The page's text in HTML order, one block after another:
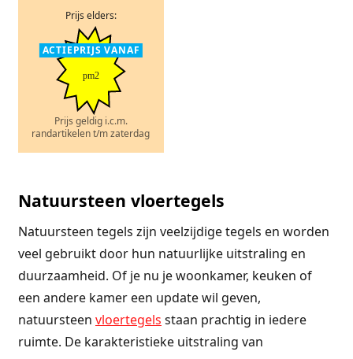
Prijs elders:
ACTIEPRIJS VANAF
pm2
Prijs geldig i.c.m.
randartikelen t/m zaterdag
Natuursteen vloertegels
Natuursteen tegels zijn veelzijdige tegels en worden
veel gebruikt door hun natuurlijke uitstraling en
duurzaamheid. Of je nu je woonkamer, keuken of
een andere kamer een update wil geven,
natuursteen vloertegels staan prachtig in iedere
ruimte. De karakteristieke uitstraling van